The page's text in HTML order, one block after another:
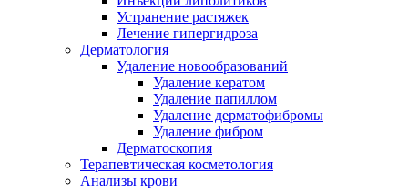
Устранение растяжек
Лечение гипергидроза
Дерматология
Удаление новообразований
Удаление кератом
Удаление папиллом
Удаление дерматофибромы
Удаление фибром
Дерматоскопия
Терапевтическая косметология
Анализы крови